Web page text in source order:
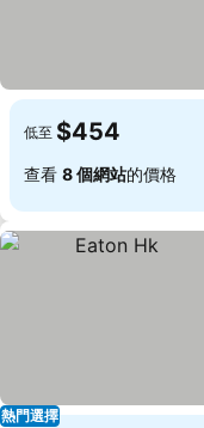
低至 $454
查看 8 個網站的價格
熱門選擇